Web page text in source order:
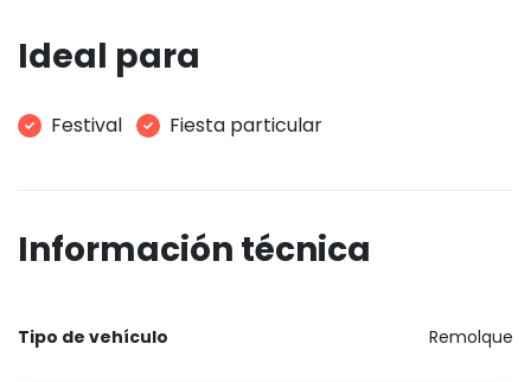
Ideal para
Festival Fiesta particular
Información técnica
Tipo de vehículo Remolque